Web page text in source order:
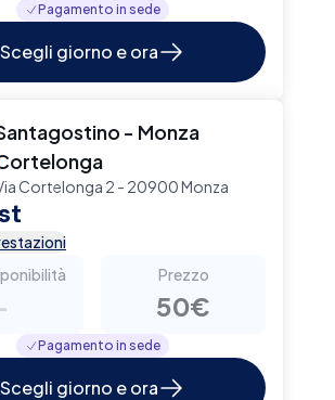
Pagamento in sede
Scegli giorno e ora
- Monza
Cortelonga 2 - 20900 Monza
Prezzo
50€
Pagamento in sede
Scegli giorno e ora